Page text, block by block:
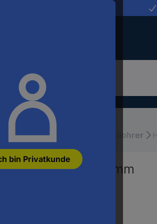
bin Privatkunde
Holzbohrer
Spiralbohrer 22 mm